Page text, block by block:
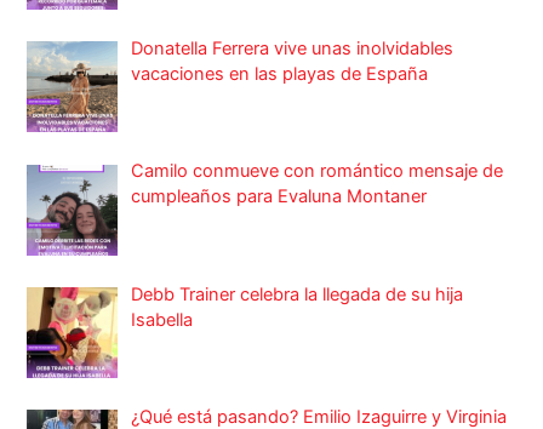
Donatella Ferrera vive unas inolvidables
vacaciones en las playas de España
Camilo conmueve con romántico mensaje de
cumpleaños para Evaluna Montaner
Debb Trainer celebra la llegada de su hija
Isabella
¿Qué está pasando? Emilio Izaguirre y Virginia